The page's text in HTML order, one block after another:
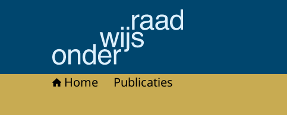
Naar de homepage van Onderwijsraad
Home Publicaties